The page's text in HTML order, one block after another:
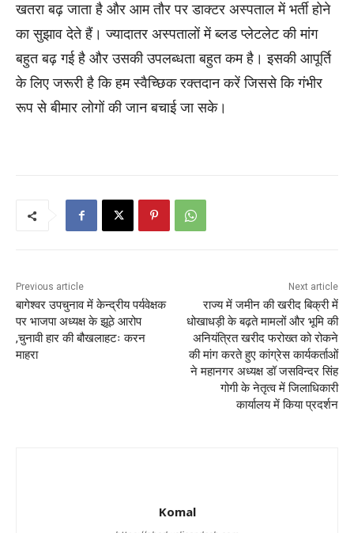
खतरा बढ़ जाता है और आम तौर पर डाक्टर अस्पताल में भर्ती होने
का सुझाव देते हैं। ज्यादातर अस्पतालों में ब्लड प्लेटलेट की मांग
बहुत बढ़ गई है और उसकी उपलब्धता बहुत कम है। इसकी आपूर्ति
के लिए जरूरी है कि हम स्वैच्छिक रक्तदान करें जिससे कि गंभीर
रूप से बीमार लोगों की जान बचाई जा सके।
Previous article
बागेश्वर उपचुनाव में केन्द्रीय पर्यवेक्षक
पर भाजपा अध्यक्ष के झूठे आरोप
,चुनावी हार की बौखलाहटः करन
माहरा
Next article
राज्य में जमीन की खरीद बिक्री में
धोखाधड़ी के बढ़ते मामलों और भूमि की
अनियंत्रित खरीद फरोख्त को रोकने
की मांग करते हुए कांग्रेस कार्यकर्ताओं
ने महानगर अध्यक्ष डॉ जसविन्दर सिंह
गोगी के नेतृत्व में जिलाधिकारी
कार्यालय में किया प्रदर्शन
Komal